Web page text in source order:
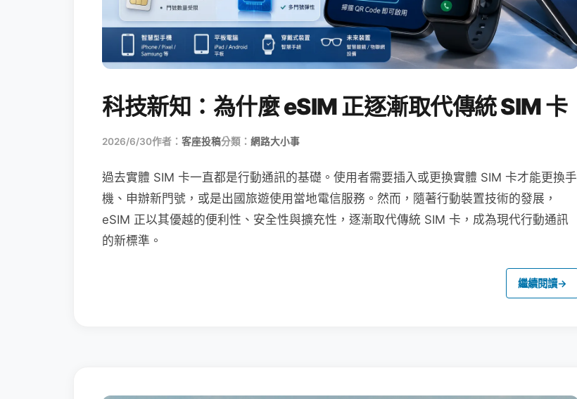
科技新知：為什麼 eSIM 正逐漸取代傳統 SIM 卡
2026/6/30作者： 客座投稿分類： 網路大小事
過去實體 SIM 卡一直都是行動通訊的基礎。使用者需要插入或更換實體 SIM 卡才能更換手
機、申辦新門號，或是出國旅遊使用當地電信服務。然而，隨著行動裝置技術的發展，
eSIM 正以其優越的便利性、安全性與擴充性，逐漸取代傳統 SIM 卡，成為現代行動通訊
的新標準。
繼續閱讀→